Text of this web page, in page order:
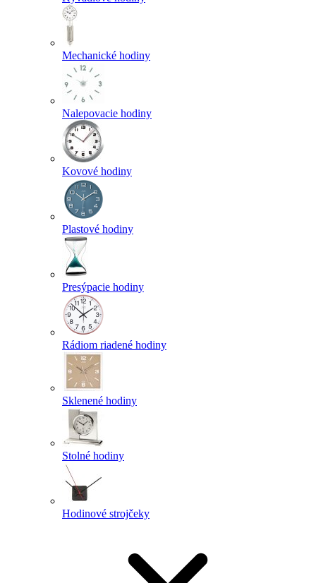
Mechanické hodiny
Nalepovacie hodiny
Kovové hodiny
Plastové hodiny
Presýpacie hodiny
Rádiom riadené hodiny
Sklenené hodiny
Stolné hodiny
Hodinové strojčeky